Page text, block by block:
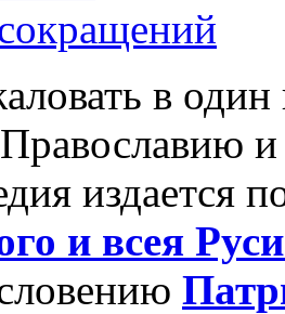
в
издается
и всея